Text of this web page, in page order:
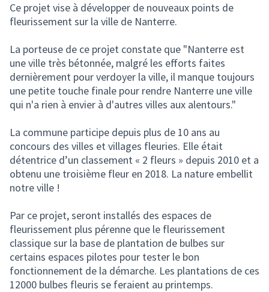
Ce projet vise à développer de nouveaux points de
fleurissement sur la ville de Nanterre.
La porteuse de ce projet constate que "Nanterre est
une ville très bétonnée, malgré les efforts faites
dernièrement pour verdoyer la ville, il manque toujours
une petite touche finale pour rendre Nanterre une ville
qui n'a rien à envier à d'autres villes aux alentours."
La commune participe depuis plus de 10 ans au
concours des villes et villages fleuries. Elle était
détentrice d’un classement « 2 fleurs » depuis 2010 et a
obtenu une troisième fleur en 2018. La nature embellit
notre ville !
Par ce projet, seront installés des espaces de
fleurissement plus pérenne que le fleurissement
classique sur la base de plantation de bulbes sur
certains espaces pilotes pour tester le bon
fonctionnement de la démarche. Les plantations de ces
12000 bulbes fleuris se feraient au printemps.